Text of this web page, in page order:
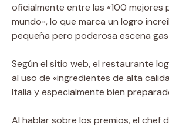
oficialmente entre las «100 mejores
mundo», lo que marca un logro
pequeña pero poderosa escena
Según el sitio web, el restaurante
al uso de «ingredientes de alta
Italia y especialmente bien
Al hablar sobre los premios, el chef